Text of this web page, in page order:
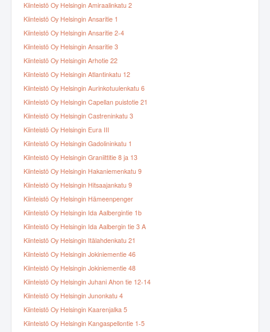
Kiinteistö Oy Helsingin Amiraalinkatu 2
Kiinteistö Oy Helsingin Ansaritie 1
Kiinteistö Oy Helsingin Ansaritie 2-4
Kiinteistö Oy Helsingin Ansaritie 3
Kiinteistö Oy Helsingin Arhotie 22
Kiinteistö Oy Helsingin Atlantinkatu 12
Kiinteistö Oy Helsingin Aurinkotuulenkatu 6
Kiinteistö Oy Helsingin Capellan puistotie 21
Kiinteistö Oy Helsingin Castreninkatu 3
Kiinteistö Oy Helsingin Eura III
Kiinteistö Oy Helsingin Gadolininkatu 1
Kiinteistö Oy Helsingin Graniittitie 8 ja 13
Kiinteistö Oy Helsingin Hakaniemenkatu 9
Kiinteistö Oy Helsingin Hitsaajankatu 9
Kiinteistö Oy Helsingin Hämeenpenger
Kiinteistö Oy Helsingin Ida Aalbergintie 1b
Kiinteistö Oy Helsingin Ida Aalbergin tie 3 A
Kiinteistö Oy Helsingin Itälahdenkatu 21
Kiinteistö Oy Helsingin Jokiniementie 46
Kiinteistö Oy Helsingin Jokiniementie 48
Kiinteistö Oy Helsingin Juhani Ahon tie 12-14
Kiinteistö Oy Helsingin Junonkatu 4
Kiinteistö Oy Helsingin Kaarenjalka 5
Kiinteistö Oy Helsingin Kangaspellontie 1-5